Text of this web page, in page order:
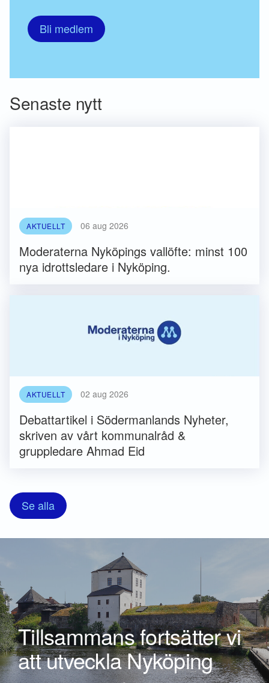
Bli medlem
Senaste nytt
AKTUELLT 06 aug 2026
Moderaterna Nyköpings vallöfte: minst 100
nya idrottsledare i Nyköping.
AKTUELLT 02 aug 2026
Debattartikel i Södermanlands Nyheter,
skriven av vårt kommunalråd &
gruppledare Ahmad Eid
Se alla
Tillsammans fortsätter vi
att utveckla Nyköping